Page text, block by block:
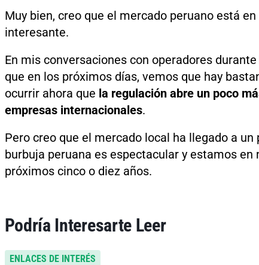
Muy bien, creo que el mercado peruano está
interesante.
En mis conversaciones con operadores
que en los próximos días, vemos que hay
ocurrir ahora que la regulación abre un poco
empresas internacionales.
Pero creo que el mercado local ha llegado a un
burbuja peruana es espectacular y estamos en
próximos cinco o diez años.
Podría Interesarte Leer
ENLACES DE INTERÉS